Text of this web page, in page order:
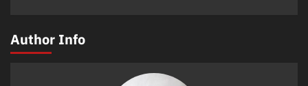
Author Info